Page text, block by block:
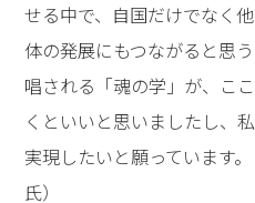
せる中で、自国だけでなく
体の発展にもつながると思
唱される「魂の学」が、こ
くといいと思いましたし、
実現したいと願っています
氏）